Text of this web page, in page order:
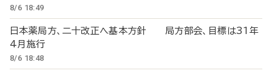
8/6 18:49
日本薬局方、二十改正へ基本方針 局方部会、目標は31年
4月施行
8/6 18:48